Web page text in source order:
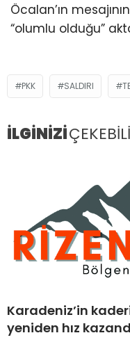
Öcalan’ın
“olumlu olduğu”
PKK SALDIRI
İLGİNİZİ
Karadeniz’in
yeniden hız